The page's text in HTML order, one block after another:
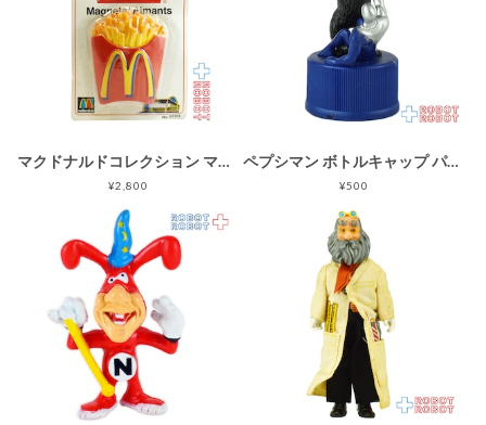
マクドナルドコレクション マグネット フライドポテト 未開封 No.51103 企業物
¥2,800
ペプシマン ボトルキャップ パート4 モンスターシリーズ P1 #7 ジャイアント・ゴリラ 企業物
¥500